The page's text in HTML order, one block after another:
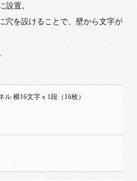
設置。
穴を設けることで、壁から文字が
ネル 横16文字 x 1段（16枚）